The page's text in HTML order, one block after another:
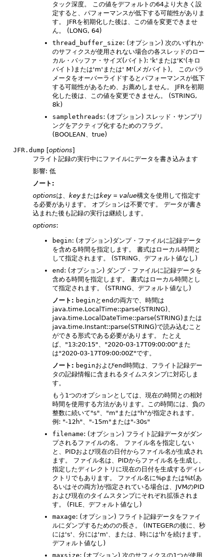
タック深度。
この値をデフォルトの64より大きく設
定すると、パフォーマンスが低下する可能性がありま
す。
JFRを初期化した後は、この値を変更できませ
ん。
(LONG, 64)
thread_buffer_size: (オプション) 次のいずれか
のサフィクスが使用されない場合の各スレッドのロー
カル・バッファ・サイズ(バイト): 'k'または'K'(キロ
バイト)または'm'または' M'(メガバイト)。
このパラ
メータをオーバーライドするとパフォーマンスが低下
する可能性があるため、お薦めしません。
JFRを初期
化した後は、この値を変更できません。
(STRING,
8k)
samplethreads: (オプション) スレッド・サンプリ
ングをアクティブ化するためのフラグ。
(BOOLEAN、true)
JFR.dump [options]
フライト記録の実行中にファイルにデータを書き込みます
影響: 低
ノート:
optionsは、 key またはkey = value構文を使用して指定す
る必要があります。
オプションは不要です。
データが書き
込まれた後も記録の実行は継続します。
options:
begin: (オプション)ダンプ・ファイルに記録データ
を含める時間を指定します。
書式はローカル時間と
して指定されます。
(STRING、デフォルト値なし)
end : (オプション) ダンプ・ファイルに記録データを
含める時間を指定します。
書式はローカル時間とし
て指定されます。
(STRING、デフォルト値なし)
ノート: begin と endの両方で、時間は
java.time.LocalTime::parse(STRING)、
java.time.LocalDateTime::parse(STRING)または
java.time.Instant::parse(STRING)で読み込むこと
ができる形式である必要があります。
たとえ
ば、"13:20:15"、"2020-03-17T09:00:00"また
は"2020-03-17T09:00:00Z"です。
ノート: beginおよびend時間は、フライト記録デー
タの記録情報に含まれるタイムスタンプに対応しま
す。
もう1つのオプションとしては、現在の時間との相対
時間を使用する方法があります。この時間には、負の
整数に続いて"s"、"m"または"h"が指定されます。
例: "-12h"、"-15m"または"-30s"
filename: (オプション) フライト記録データがダン
プされるファイルの名。
ファイル名を指定しない
と、PIDおよび現在の日付からファイル名が生成され
ます。
ファイル名は、PIDからファイル名を生成し、
指定したディレクトリに現在の日付を生成するディレ
クトリでもあります。
ファイル名に%pまたは%t(あ
るいはその両方)が指定されている場合は、JVMのPID
および現在のタイムスタンプにそれぞれ拡張されま
す。
(FILE、デフォルト値なし)
maxage: (オプション) フライト記録データをファイ
ルにダンプするためのの長さ。
(INTEGERの後に、秒
には's'、分には'm'、または、時には'h'を続けます。
デフォルト値なし)
maxsize: (オプション) 次のサフィクスの1つが使用